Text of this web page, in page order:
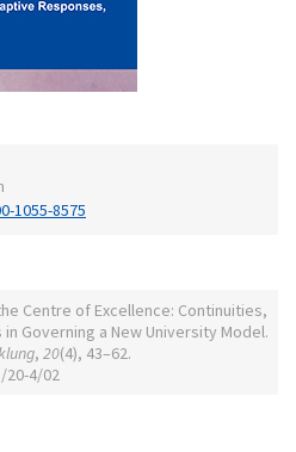
1055-8575
Centre of Excellence: Continuities,
Governing a New University Model.
, 20(4), 43–62.
4/02